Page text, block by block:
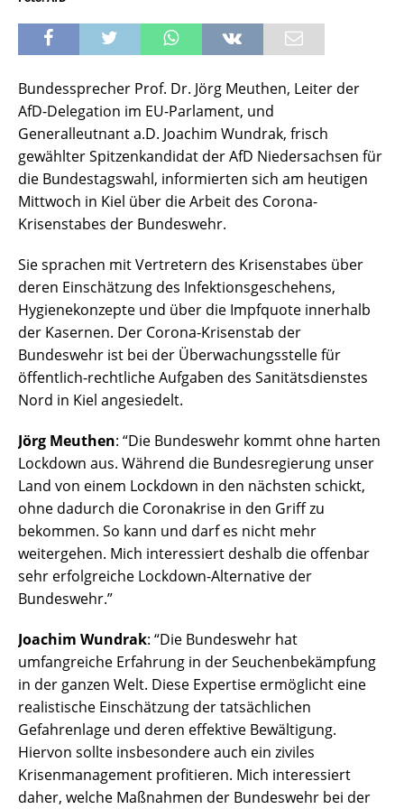
Bundessprecher Prof. Dr. Jörg Meuthen, Leiter der
AfD-Delegation im EU-Parlament, und
Generalleutnant a.D. Joachim Wundrak, frisch
gewählter Spitzenkandidat der AfD Niedersachsen für
die Bundestagswahl, informierten sich am heutigen
Mittwoch in Kiel über die Arbeit des Corona-
Krisenstabes der Bundeswehr.
Sie sprachen mit Vertretern des Krisenstabes über
deren Einschätzung des Infektionsgeschehens,
Hygienekonzepte und über die Impfquote innerhalb
der Kasernen. Der Corona-Krisenstab der
Bundeswehr ist bei der Überwachungsstelle für
öffentlich-rechtliche Aufgaben des Sanitätsdienstes
Nord in Kiel angesiedelt.
Jörg Meuthen: “Die Bundeswehr kommt ohne harten
Lockdown aus. Während die Bundesregierung unser
Land von einem Lockdown in den nächsten schickt,
ohne dadurch die Coronakrise in den Griff zu
bekommen. So kann und darf es nicht mehr
weitergehen. Mich interessiert deshalb die offenbar
sehr erfolgreiche Lockdown-Alternative der
Bundeswehr.”
Joachim Wundrak: “Die Bundeswehr hat
umfangreiche Erfahrung in der Seuchenbekämpfung
in der ganzen Welt. Diese Expertise ermöglicht eine
realistische Einschätzung der tatsächlichen
Gefahrenlage und deren effektive Bewältigung.
Hiervon sollte insbesondere auch ein ziviles
Krisenmanagement profitieren. Mich interessiert
daher, welche Maßnahmen der Bundeswehr bei der